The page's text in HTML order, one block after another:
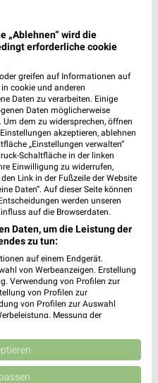
Angebote App
– mit der kostenlosen
& Android.
bei neuen Prospekten
stressfrei planen
„Ablehnen“ wird die
erforderliche cookie
greifen auf Informationen auf
cookie und anderen
Daten zu verarbeiten. Einige
Daten möglicherweise
dem zu widersprechen, öffnen
akzeptieren, ablehnen
„Einstellungen verwalten“
Schaltfläche in der linken
Einwilligung zu widerrufen,
Link in der Fußzeile der Website
Daten“. Auf dieser Seite können
werden unseren
auf die Browserdaten.
Daten, um die Leistung der
zu tun:
auf einem Endgerät.
von Werbeanzeigen. Erstellung
Verwendung von Profilen zur
von Profilen zur
von Profilen zur Auswahl
Messung der
Quellen. Entwicklung und
reduzierter Daten zur Auswahl
Union weitergegeben und in die